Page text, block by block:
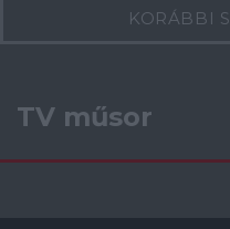
KORÁBBI
TV műsor